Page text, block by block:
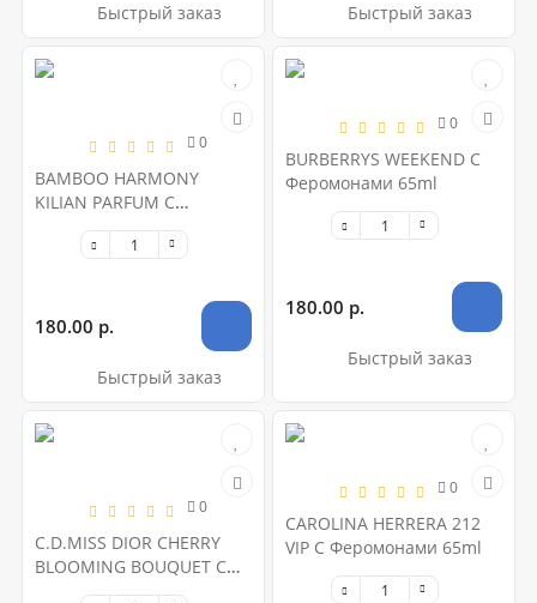
Быстрый заказ Быстрый заказ
0
BAMBOO HARMONY
KILIAN PARFUM С
Феромонами 65ml
180.00 р.
Быстрый заказ
0
BURBERRYS WEEKEND С
Феромонами 65ml
180.00 р.
Быстрый заказ
0
C.D.MISS DIOR CHERRY
BLOOMING BOUQUET С
Феромонами 65ml
0
CAROLINA HERRERA 212
VIP С Феромонами 65ml